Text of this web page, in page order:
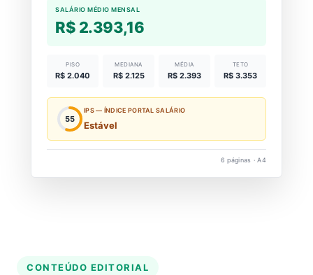
SALÁRIO MÉDIO MENSAL
R$ 2.393,16
PISO
R$ 2.040
MEDIANA
R$ 2.125
MÉDIA
R$ 2.393
TETO
R$ 3.353
55
IPS — ÍNDICE PORTAL SALÁRIO
Estável
6 páginas · A4
CONTEÚDO EDITORIAL